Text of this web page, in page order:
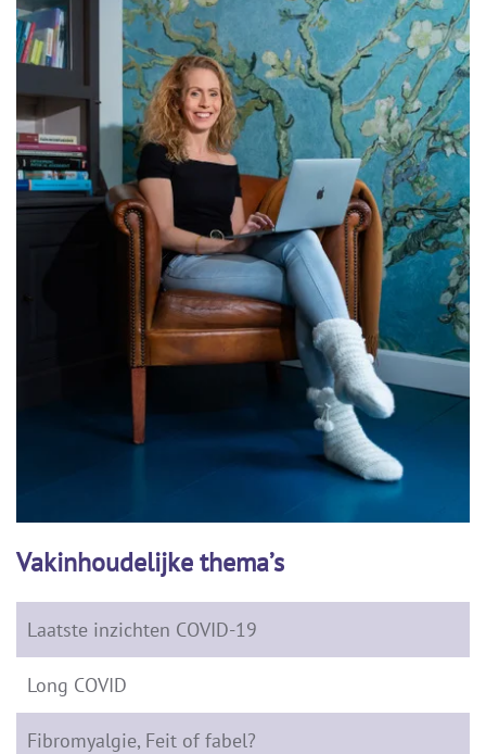
Vakinhoudelijke thema’s
Laatste inzichten COVID-19
Long COVID
Fibromyalgie, Feit of fabel?